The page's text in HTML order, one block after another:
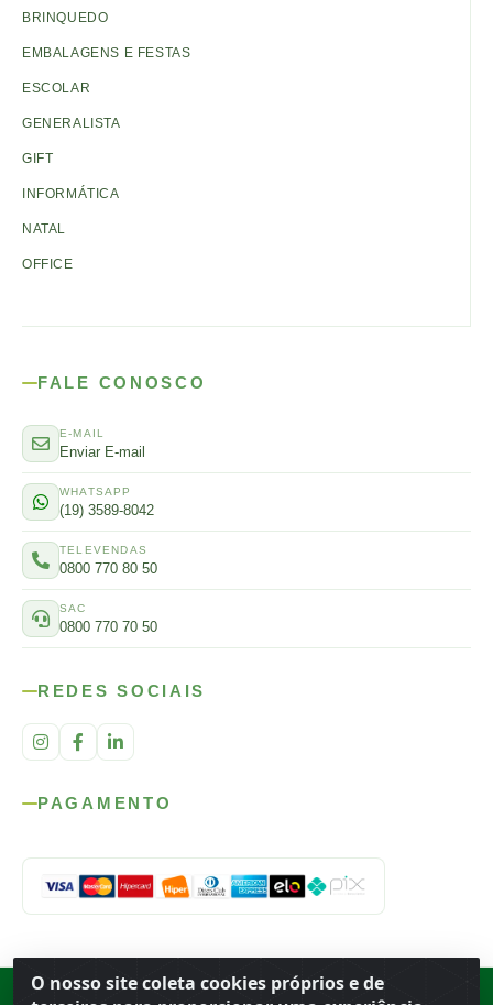
O nosso site coleta cookies próprios e de
BRINQUEDO
EMBALAGENS E FESTAS
ESCOLAR
GENERALISTA
GIFT
INFORMÁTICA
NATAL
OFFICE
FALE CONOSCO
E-MAIL
Enviar E-mail
WHATSAPP
(19) 3589-8042
TELEVENDAS
0800 770 80 50
SAC
0800 770 70 50
REDES SOCIAIS
PAGAMENTO
Porto Ferreira ·BR